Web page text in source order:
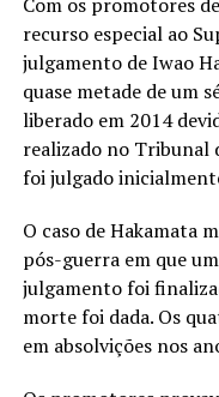
recurso especial ao
julgamento de Iwao
quase metade de um
liberado em 2014
realizado no Tribunal
foi julgado
O caso de Hakamata
pós-guerra em que
julgamento foi
morte foi dada. Os
em absolvições nos